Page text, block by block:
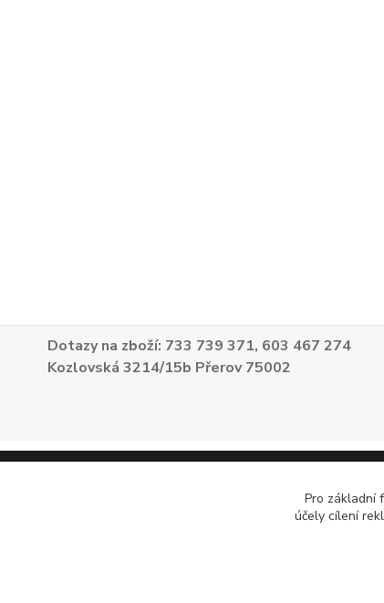
Dotazy na zboží: 733 739 371, 603 467 274
Kozlovská 3214/15b Přerov 75002
Pro základní
účely cílení